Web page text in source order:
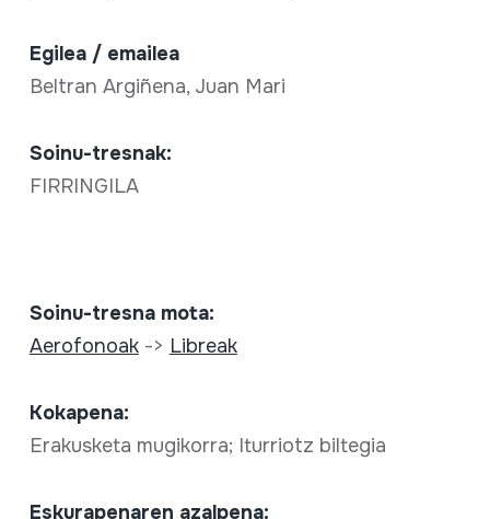
Egilea / emailea
Beltran Argiñena, Juan Mari
Soinu-tresnak:
FIRRINGILA
Soinu-tresna mota:
Aerofonoak-> Libreak
Kokapena:
Erakusketa mugikorra; Iturriotz biltegia
Eskurapenaren azalpena: